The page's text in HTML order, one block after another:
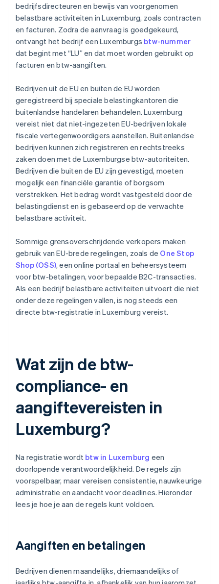
bedrijfsdirecteuren en bewijs van voorgenomen
belastbare activiteiten in Luxemburg, zoals contracten
en facturen. Zodra de aanvraag is goedgekeurd,
ontvangt het bedrijf een Luxemburgs btw-nummer
dat begint met “LU” en dat moet worden gebruikt op
facturen en btw-aangiften.
Bedrijven uit de EU en buiten de EU worden
geregistreerd bij speciale belastingkantoren die
buitenlandse handelaren behandelen. Luxemburg
vereist niet dat niet-ingezeten EU-bedrijven lokale
fiscale vertegenwoordigers aanstellen. Buitenlandse
bedrijven kunnen zich registreren en rechtstreeks
zaken doen met de Luxemburgse btw-autoriteiten.
Bedrijven die buiten de EU zijn gevestigd, moeten
mogelijk een financiële garantie of borgsom
verstrekken. Het bedrag wordt vastgesteld door de
belastingdienst en is gebaseerd op de verwachte
belastbare activiteit.
Sommige grensoverschrijdende verkopers maken
gebruik van EU-brede regelingen, zoals de One Stop
Shop (OSS), een online portaal en beheersysteem
voor btw-betalingen, voor bepaalde B2C-transacties.
Als een bedrijf belastbare activiteiten uitvoert die niet
onder deze regelingen vallen, is nog steeds een
directe btw-registratie in Luxemburg vereist.
Wat zijn de btw-
compliance- en
aangiftevereisten in
Luxemburg?
Na registratie wordt btw in Luxemburg een
doorlopende verantwoordelijkheid. De regels zijn
voorspelbaar, maar vereisen consistentie, nauwkeurige
administratie en aandacht voor deadlines. Hieronder
lees je hoe je aan de regels kunt voldoen.
Aangiften en betalingen
Bedrijven dienen maandelijks, driemaandelijks of